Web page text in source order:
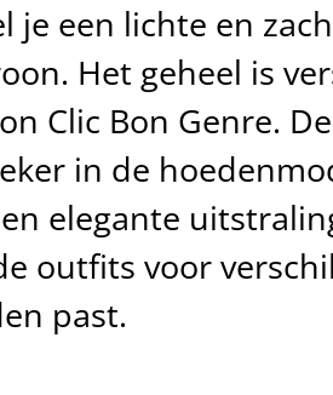
je een lichte en
Het geheel is
Clic Bon Genre.
in de
elegante
outfits voor
past.